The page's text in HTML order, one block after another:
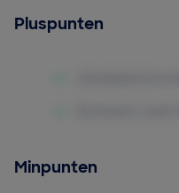
Pluspunten
Minpunten